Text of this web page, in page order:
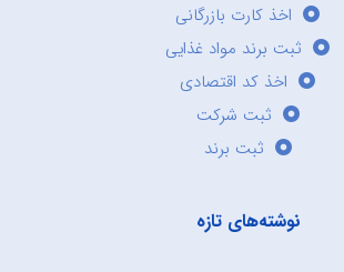
اخذ کارت بازرگانی
ثبت برند مواد غذایی
اخذ کد اقتصادی
ثبت شرکت
ثبت برند
نوشته‌های تازه